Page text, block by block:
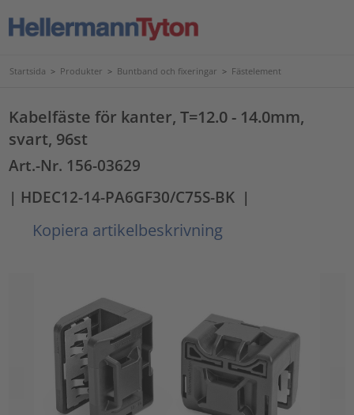
Startsida > Produkter > Buntband och fixeringar > Fästelement
Kabelfäste för kanter, T=12.0 - 14.0mm,
svart, 96st
Art.-Nr. 156-03629
| HDEC12-14-PA6GF30/C75S-BK |
Kopiera artikelbeskrivning